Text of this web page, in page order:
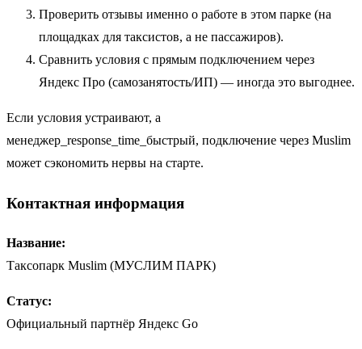
Проверить отзывы именно о работе в этом парке (на
площадках для таксистов, а не пассажиров).
Сравнить условия с прямым подключением через
Яндекс Про (самозанятость/ИП) — иногда это выгоднее.
Если условия устраивают, а
менеджер_response_time_быстрый, подключение через Muslim
может сэкономить нервы на старте.
Контактная информация
Название:
Таксопарк Muslim (МУСЛИМ ПАРК)
Статус:
Официальный партнёр Яндекс Go